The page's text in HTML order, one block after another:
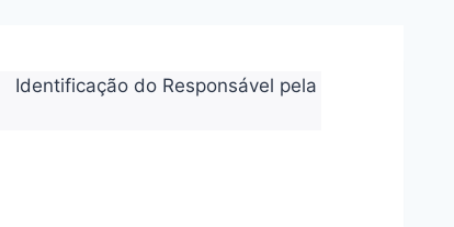
Identificação do Responsável pela